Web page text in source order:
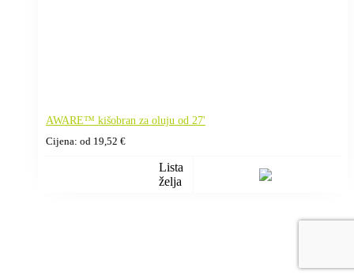
AWARE™ kišobran za oluju od 27'
Cijena: od 19,52 €
Lista
želja